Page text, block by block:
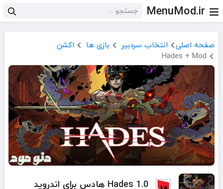
MenuMod.ir
صفحه اصلی انتخاب سردبیر بازی ها
اکشن
Hades + Mod
Hades 1.0 هادس برای اندروید